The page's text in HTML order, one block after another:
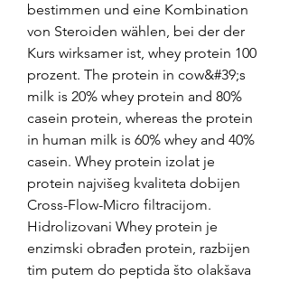
bestimmen und eine Kombination
von Steroiden wählen, bei der der
Kurs wirksamer ist, whey protein 100
prozent. The protein in cow&#39;s
milk is 20% whey protein and 80%
casein protein, whereas the protein
in human milk is 60% whey and 40%
casein. Whey protein izolat je
protein najvišeg kvaliteta dobijen
Cross-Flow-Micro filtracijom.
Hidrolizovani Whey protein je
enzimski obrađen protein, razbijen
tim putem do peptida što olakšava